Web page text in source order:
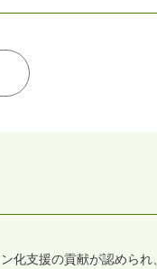
化支援の貢献が認めら